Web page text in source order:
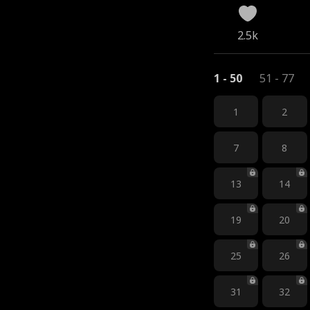
2.5k
1 - 50 51 - 77
1 2
7 8
13 14
19 20
25 26
31 32